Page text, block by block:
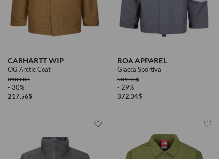
CARHARTT WIP
OG Arctic Coat
310.80$
- 30%
217.56$
ROA APPAREL
Giacca Sportiva
531.48$
- 29%
372.04$